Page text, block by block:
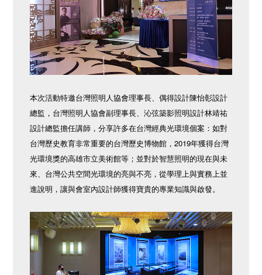
本次活動特邀台灣照明人協會理事長、偶得設計陳怡彰設計
總監，台灣照明人協會副理事長、沁弦築影照明設計林靖祐
設計總監擔任講師，分享許多在台灣經典光環境個案：如對
台灣歷史教育非常重要的台灣歷史博物館，2019年獲得台灣
光環境獎的高雄市立美術館等；並對於智慧照明的現在與未
來、台灣公共空間光環境的亮與不亮，從學理上與實務上並
進說明，讓與會室內設計師獲得寶貴的專業知識與啟發。